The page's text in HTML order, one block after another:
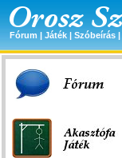
Fórum | Játék | Szóbeírás |